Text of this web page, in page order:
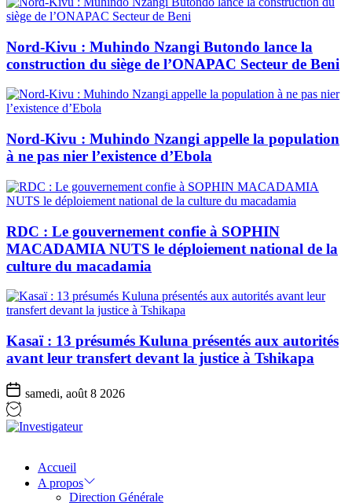
Nord-Kivu : Muhindo Nzangi Butondo lance la
construction du siège de l’ONAPAC Secteur de Beni
Nord-Kivu : Muhindo Nzangi appelle la population
à ne pas nier l’existence d’Ebola
RDC : Le gouvernement confie à SOPHIN
MACADAMIA NUTS le déploiement national de la
culture du macadamia
Kasaï : 13 présumés Kuluna présentés aux autorités
avant leur transfert devant la justice à Tshikapa
samedi, août 8 2026
Accueil
A propos
Direction Générale